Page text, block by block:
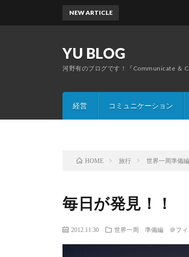
YU BLOG
河野有のブログです！『Communicate ＆
経営 コミュニケーション
NEW ARTICLE
HOME 旅行 世界一周準備編
毎日が発見！！
2012.11.30 世界一周 準備編 ＠フィ